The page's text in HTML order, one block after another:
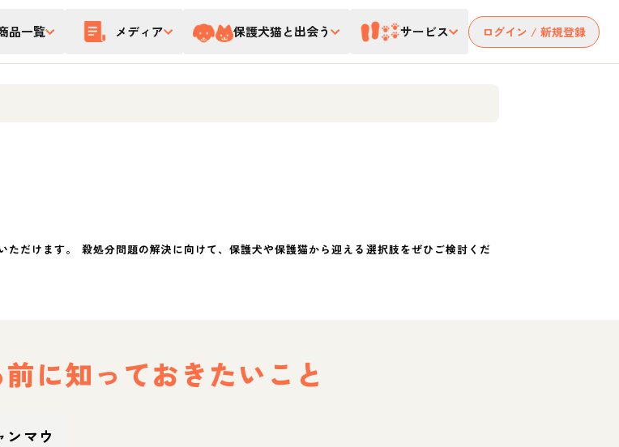
品一覧 メディア 保護犬猫と出会う サービス ログイン / 新規登録
だけます。 殺処分問題の解決に向けて、保護犬や保護猫から迎える選択肢をぜひご検討くだ
に知っておきたいこと
ンマウ